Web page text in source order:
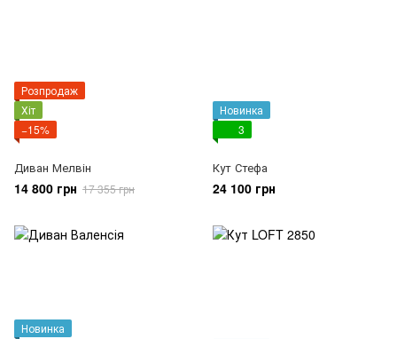
Розпродаж
Хіт
−15%
Диван Мелвін
14 800 грн 17 355 грн
Новинка
3
Кут Стефа
24 100 грн
Новинка